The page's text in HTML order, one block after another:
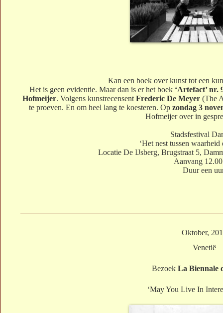
Kan een boek over kunst tot een
Het is geen evidentie. Maar dan is er het boek ‘Artefact’ nr.
Hofmeijer. Volgens kunstrecensentFrederic De Meyer (The
te proeven. En om heel lang te koesteren. Op zondag 3
Hofmeijer over in
Stadsfestival
‘Het nest tussen waarheid
Locatie De IJsberg, Brugstraat 5,
Aanvang
Duur een
Oktober,
Venetië
Bezoek La Biennale
‘May You Live In